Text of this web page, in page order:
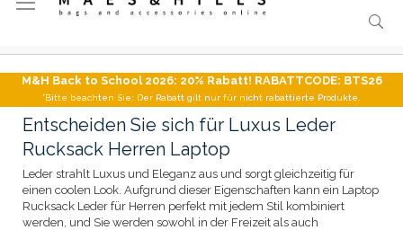
umschalten
M&H Back to School 2026: 20% Rabatt! RABATTCODE: BTS26
*Bitte beachten Sie: Der Rabatt gilt nur für nicht rabattierte Produkte.
Entscheiden Sie sich für Luxus Leder
Rucksack Herren Laptop
Leder strahlt Luxus und Eleganz aus und sorgt gleichzeitig für
einen coolen Look. Aufgrund dieser Eigenschaften kann ein Laptop
Rucksack Leder für Herren perfekt mit jedem Stil kombiniert
werden, und Sie werden sowohl in der Freizeit als auch